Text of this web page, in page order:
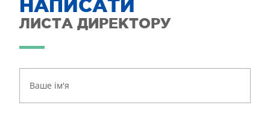
НАПИСАТИ
ЛИСТА ДИРЕКТОРУ